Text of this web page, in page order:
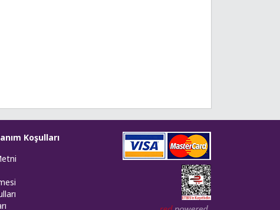
Koşulları
Web tasarım: Red Bilişim